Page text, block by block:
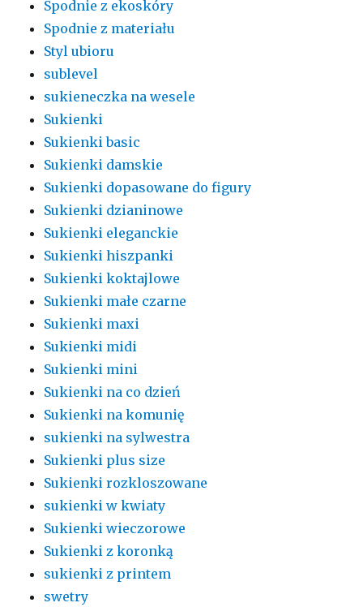
Spodnie z ekoskóry
Spodnie z materiału
Styl ubioru
sublevel
sukieneczka na wesele
Sukienki
Sukienki basic
Sukienki damskie
Sukienki dopasowane do figury
Sukienki dzianinowe
Sukienki eleganckie
Sukienki hiszpanki
Sukienki koktajlowe
Sukienki małe czarne
Sukienki maxi
Sukienki midi
Sukienki mini
Sukienki na co dzień
Sukienki na komunię
sukienki na sylwestra
Sukienki plus size
Sukienki rozkloszowane
sukienki w kwiaty
Sukienki wieczorowe
Sukienki z koronką
sukienki z printem
swetry